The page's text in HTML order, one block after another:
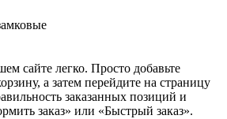
сайте легко. Просто добавьте
а затем перейдите на страницу
заказанных позиций и
заказ» или «Быстрый заказ».